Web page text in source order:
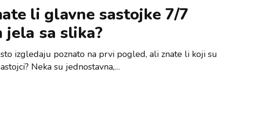
li glavne sastojke 7/7
jela sa slika?
izgledaju poznato na prvi pogled, ali znate li koji su
Neka su jednostavna,…